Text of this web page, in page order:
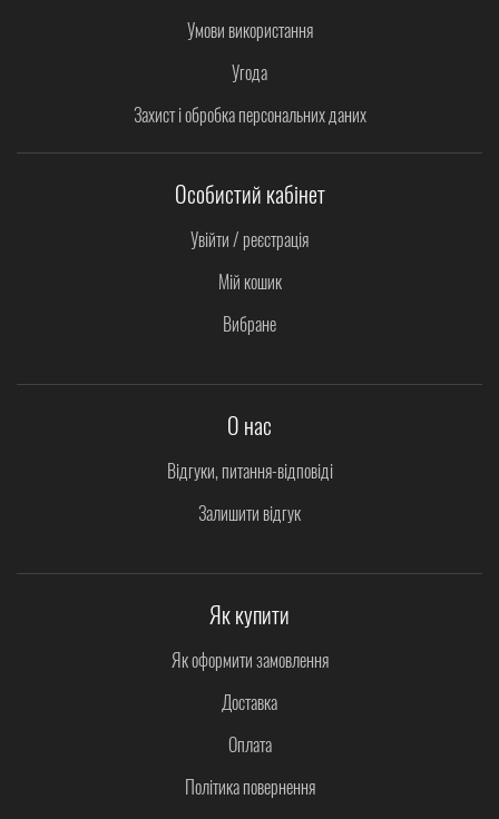
Умови використання
Угода
Захист і обробка персональних даних
Особистий кабінет
Увійти / реєстрація
Мій кошик
Вибране
О нас
Відгуки, питання-відповіді
Залишити відгук
Як купити
Як оформити замовлення
Доставка
Оплата
Політика повернення